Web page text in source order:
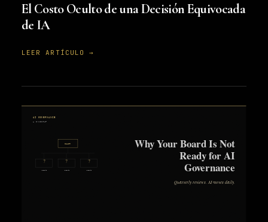
El Costo Oculto de una Decisión Equivocada
de IA
LEER ARTÍCULO →